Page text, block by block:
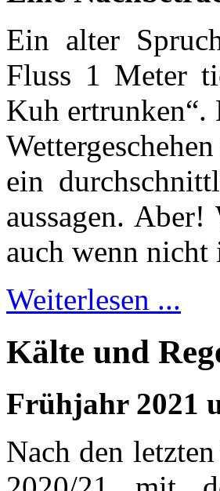
Ein alter
Fluss 1 Meter
Kuh ertrunken“.
ein
aussagen. Aber!
auch wenn
Weiterlesen ...
Kälte und
Frühjahr 2021
Nach den